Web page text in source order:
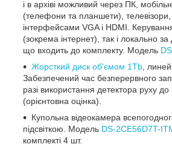
і в архіві можливий через ПК,
(телефони та планшети), телевізори,
інтерфейсами VGA і HDMI.
(зокрема інтернет), так і локально
що входить до комплекту. Модель
Жорсткий диск об'ємом 1Tb,
Забезпечений час безперервного
разі використання детектора руху до
(орієнтовна оцінка).
Купольна відеокамера
підсвіткою. Модель DS-2CE56D7T-
комплекті 4 шт.